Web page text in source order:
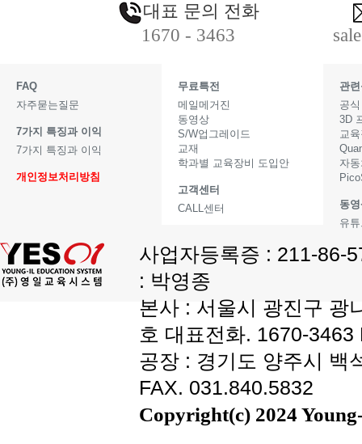
대표 문의 전화
1670 - 3463
FAQ
자주묻는질문
7가지 특징과 이익
7가지 특징과 이익
개인정보처리방침
무료특전
메일메거진
동영상
S/W업그레이드
교재
학과별 교육장비 도입안
고객센터
CALL센터
관
공
3D
교
자
동
유
사업자등록증 : 211-86-
: 박영종
본사 : 서울시 광진구 광
호 대표전화. 1670-
공장 : 경기도 양주시 백
FAX. 031.840.5832
Copyright(c) 2024